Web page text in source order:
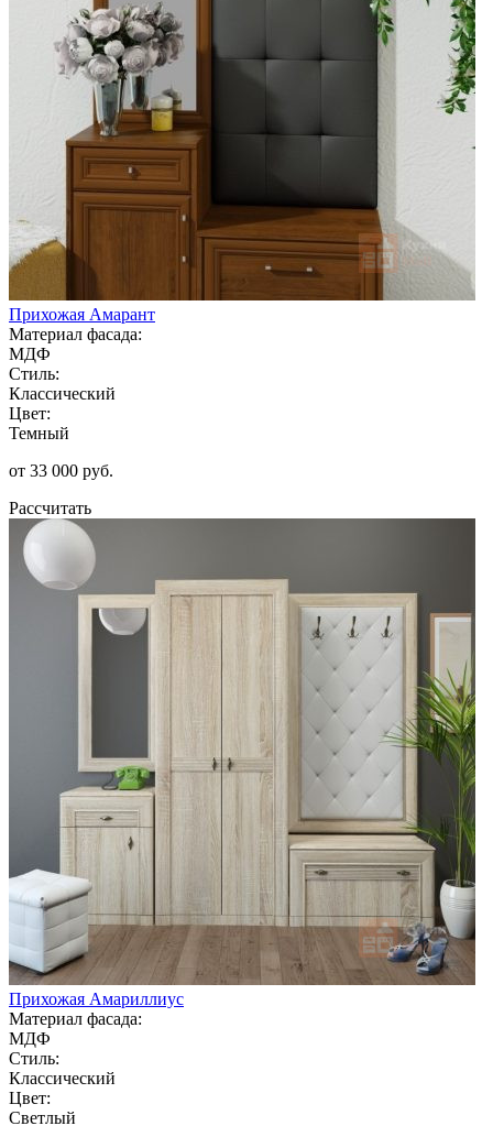
Прихожая Амарант
Материал фасада:
МДФ
Стиль:
Классический
Цвет:
Темный
от 33 000 руб.
Рассчитать
Прихожая Амариллиус
Материал фасада:
МДФ
Стиль:
Классический
Цвет:
Светлый